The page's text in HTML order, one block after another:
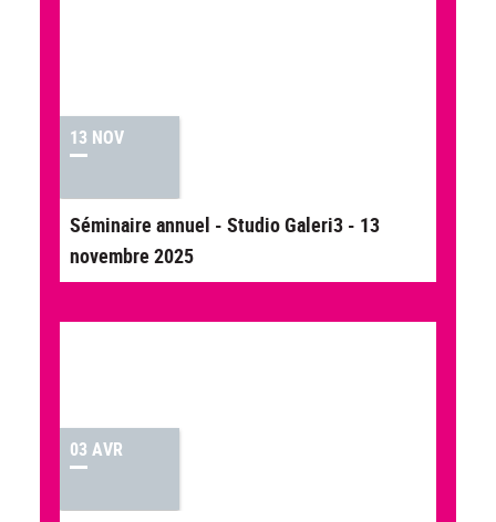
13 NOV
Séminaire annuel - Studio Galeri3 - 13
novembre 2025
03 AVR